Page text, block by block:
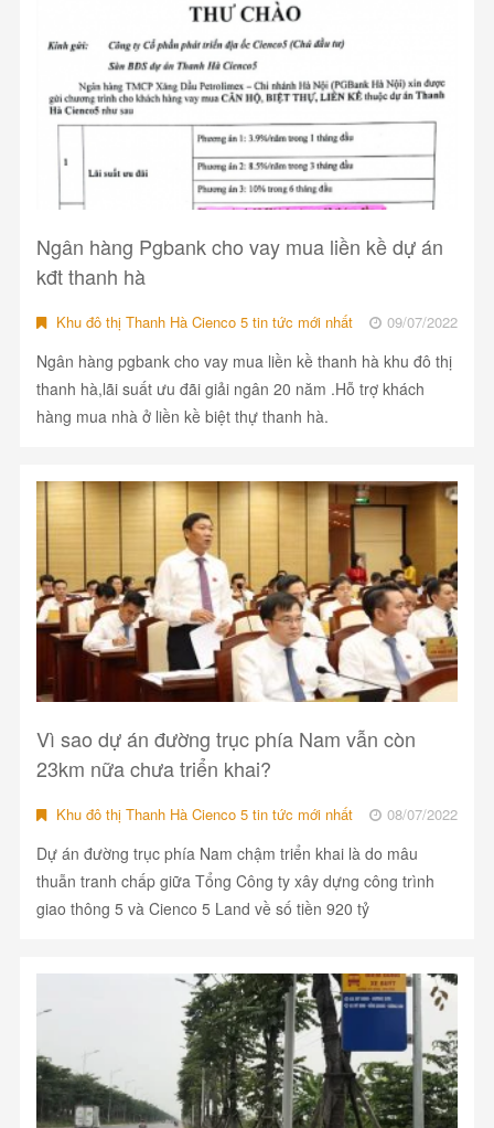
Ngân hàng Pgbank cho vay mua liền kề dự án
kđt thanh hà
Khu đô thị Thanh Hà Cienco 5 tin tức mới nhất 09/07/2022
Ngân hàng pgbank cho vay mua liền kề thanh hà khu đô thị
thanh hà,lãi suất ưu đãi giải ngân 20 năm .Hỗ trợ khách
hàng mua nhà ở liền kề biệt thự thanh hà.
Vì sao dự án đường trục phía Nam vẫn còn
23km nữa chưa triển khai?
Khu đô thị Thanh Hà Cienco 5 tin tức mới nhất 08/07/2022
Dự án đường trục phía Nam chậm triển khai là do mâu
thuẫn tranh chấp giữa Tổng Công ty xây dựng công trình
giao thông 5 và Cienco 5 Land về số tiền 920 tỷ